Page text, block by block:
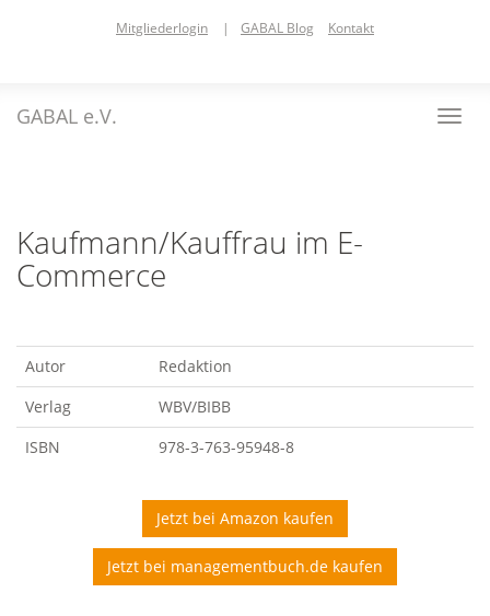
Mitgliederlogin | GABAL Blog Kontakt
GABAL e.V.
Kaufmann/Kauffrau im E-
Commerce
Autor
Redaktion
Verlag
WBV/BIBB
ISBN
978-3-763-95948-8
Jetzt bei Amazon kaufen
Jetzt bei managementbuch.de kaufen